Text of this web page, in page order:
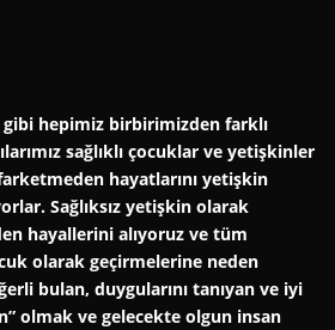
gibi hepimiz birbirimizden farklı
sağlıklı çocuklar ve yetişkinler
hayatlarını yetişkin
Sağlıksız yetişkin olarak
hayallerini alıyoruz ve tüm
olarak geçirmelerine neden
bulan, duygularını tanıyan ve iyi
olmak ve gelecekte olgun insan